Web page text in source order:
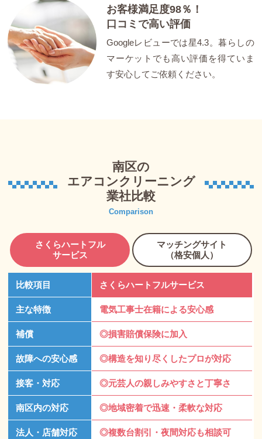
お客様満足度98％！
口コミで高い評価
Googleレビューでは星4.3。暮らしの
マーケットでも高い評価を得ていま
す安心してご依頼ください。
南区の
エアコンクリーニング
業社比較
Comparison
さくらハートフル
サービス
マッチングサイト
（格安個人）
比較項目 さくらハートフルサービス
主な特徴 電気工事士在籍による安心感
補償 ◎損害賠償保険に加入
故障への安心感 ◎構造を知り尽くしたプロが対応
接客・対応 ◎元芸人の親しみやすさと丁寧さ
南区内の対応 ◎地域密着で迅速・柔軟な対応
法人・店舗対応 ◎複数台割引・夜間対応も相談可